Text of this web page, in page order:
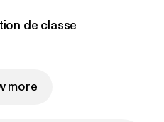
de classe
more